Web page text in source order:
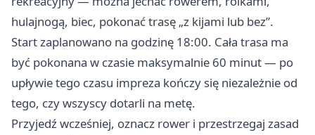
hulajnogą, biec, pokonać trasę „z kijami lub bez”.
Start zaplanowano na godzinę 18:00. Cała trasa ma
być pokonana w czasie maksymalnie 60 minut — po
upływie tego czasu impreza kończy się niezależnie od
tego, czy wszyscy dotarli na metę.
Przyjedź wcześniej, oznacz rower i przestrzegaj zasad